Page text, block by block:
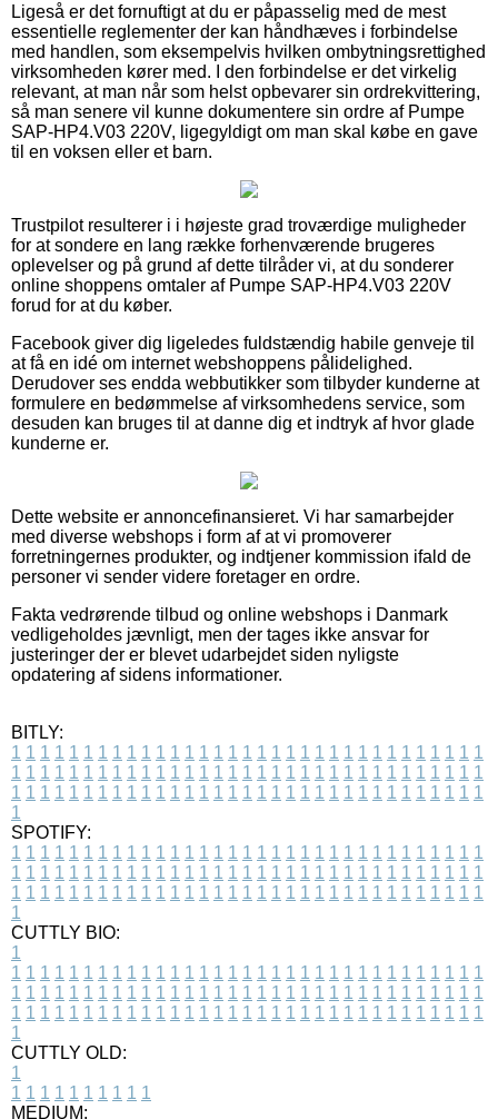
Ligeså er det fornuftigt at du er påpasselig med de mest
essentielle reglementer der kan håndhæves i forbindelse
med handlen, som eksempelvis hvilken ombytningsrettighed
virksomheden kører med. I den forbindelse er det virkelig
relevant, at man når som helst opbevarer sin ordrekvittering,
så man senere vil kunne dokumentere sin ordre af Pumpe
SAP-HP4.V03 220V, ligegyldigt om man skal købe en gave
til en voksen eller et barn.
Trustpilot resulterer i i højeste grad troværdige muligheder
for at sondere en lang række forhenværende brugeres
oplevelser og på grund af dette tilråder vi, at du sonderer
online shoppens omtaler af Pumpe SAP-HP4.V03 220V
forud for at du køber.
Facebook giver dig ligeledes fuldstændig habile genveje til
at få en idé om internet webshoppens pålidelighed.
Derudover ses endda webbutikker som tilbyder kunderne at
formulere en bedømmelse af virksomhedens service, som
desuden kan bruges til at danne dig et indtryk af hvor glade
kunderne er.
Dette website er annoncefinansieret. Vi har samarbejder
med diverse webshops i form af at vi promoverer
forretningernes produkter, og indtjener kommission ifald de
personer vi sender videre foretager en ordre.
Fakta vedrørende tilbud og online webshops i Danmark
vedligeholdes jævnligt, men der tages ikke ansvar for
justeringer der er blevet udarbejdet siden nyligste
opdatering af sidens informationer.
BITLY:
1 1 1 1 1 1 1 1 1 1 1 1 1 1 1 1 1 1 1 1 1 1 1 1 1 1 1 1 1 1 1 1 1
1 1 1 1 1 1 1 1 1 1 1 1 1 1 1 1 1 1 1 1 1 1 1 1 1 1 1 1 1 1 1 1 1
1 1 1 1 1 1 1 1 1 1 1 1 1 1 1 1 1 1 1 1 1 1 1 1 1 1 1 1 1 1 1 1 1
1
SPOTIFY:
1 1 1 1 1 1 1 1 1 1 1 1 1 1 1 1 1 1 1 1 1 1 1 1 1 1 1 1 1 1 1 1 1
1 1 1 1 1 1 1 1 1 1 1 1 1 1 1 1 1 1 1 1 1 1 1 1 1 1 1 1 1 1 1 1 1
1 1 1 1 1 1 1 1 1 1 1 1 1 1 1 1 1 1 1 1 1 1 1 1 1 1 1 1 1 1 1 1 1
1
CUTTLY BIO:
1
1 1 1 1 1 1 1 1 1 1 1 1 1 1 1 1 1 1 1 1 1 1 1 1 1 1 1 1 1 1 1 1 1
1 1 1 1 1 1 1 1 1 1 1 1 1 1 1 1 1 1 1 1 1 1 1 1 1 1 1 1 1 1 1 1 1
1 1 1 1 1 1 1 1 1 1 1 1 1 1 1 1 1 1 1 1 1 1 1 1 1 1 1 1 1 1 1 1 1
1
CUTTLY OLD:
1
1 1 1 1 1 1 1 1 1 1
MEDIUM: